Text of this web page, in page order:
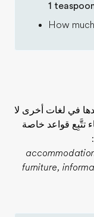
1
How
في لغات أخرى لا
تتَّبِع قواعد خاصة
furniture,